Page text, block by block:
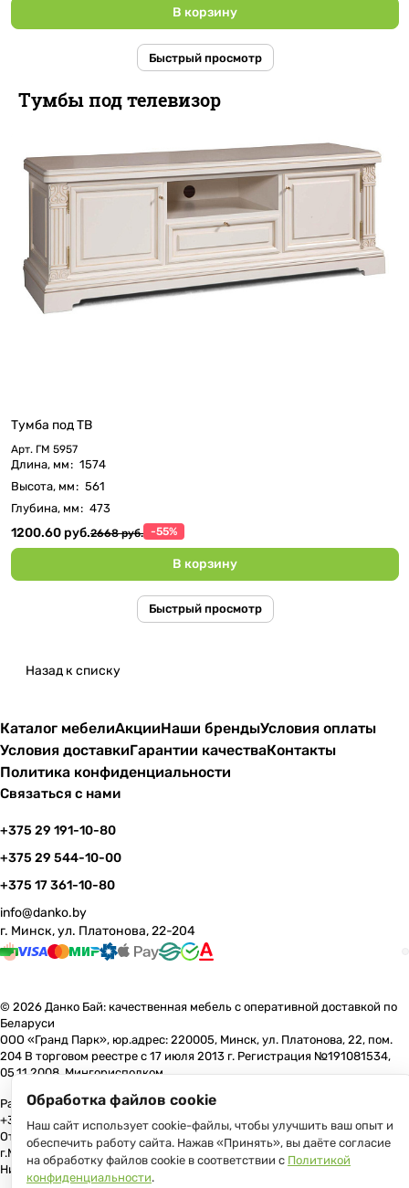
В корзину
Быстрый просмотр
Тумбы под телевизор
Тумба под ТВ
Арт. ГМ 5957
Длина, мм: 1574
Высота, мм: 561
Глубина, мм: 473
1200.60 руб.2668 руб. -55%
В корзину
Быстрый просмотр
Назад к списку
Каталог мебелиАкцииНаши брендыУсловия оплаты
Условия доставкиГарантии качестваКонтакты
Политика конфиденциальности
Связаться с нами
+375 29 191-10-80
+375 29 544-10-00
+375 17 361-10-80
info@danko.by
г. Минск, ул. Платонова, 22-204
© 2026 Данко Бай: качественная мебель с оперативной доставкой по
Беларуси
ООО «Гранд Парк», юр.адрес: 220005, Минск, ул. Платонова, 22, пом.
204 В торговом реестре с 17 июля 2013 г. Регистрация №191081534,
05.11.2008, Мингорисполком.
Рассмотрение обращений потребителей, телефон +375 (17) 361-10-80,
+375 (29) 191-10-80, +375 (29) 544-10-00, e-mail: info@danko.by
Отдел торговли и услуг Администрации Первомайского района
г.Минска: тел. +375(17)215-14-65, Начальник отдела: Жакович Юлия
Николаевна
Обработка файлов cookie
Наш сайт использует cookie-файлы, чтобы улучшить ваш опыт и
обеспечить работу сайта. Нажав «Принять», вы даёте согласие
на обработку файлов cookie в соответствии с Политикой
конфиденциальности.